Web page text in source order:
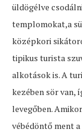
üldögélve
templomokat,a
középkori
tipikus turista
alkotások is. A
kezében sör van,
levegőben.
vébédöntő ment